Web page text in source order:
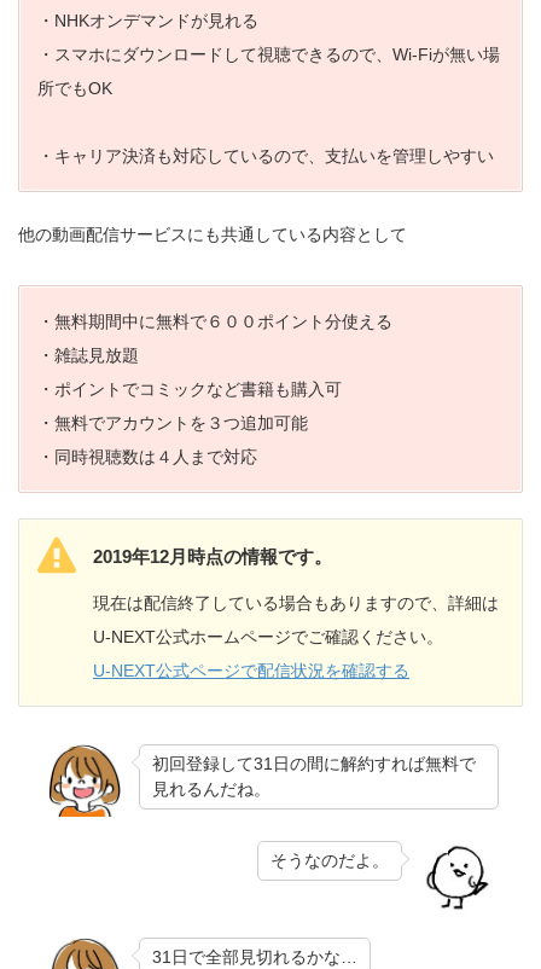
・NHKオンデマンドが見れる
・スマホにダウンロードして視聴できるので、Wi-Fiが無い場
所でもOK
・キャリア決済も対応しているので、支払いを管理しやすい
他の動画配信サービスにも共通している内容として
・無料期間中に無料で６００ポイント分使える
・雑誌見放題
・ポイントでコミックなど書籍も購入可
・無料でアカウントを３つ追加可能
・同時視聴数は４人まで対応
2019年12月時点の情報です。
現在は配信終了している場合もありますので、詳細は
U-NEXT公式ホームページでご確認ください。
U-NEXT公式ページで配信状況を確認する
初回登録して31日の間に解約すれば無料で
見れるんだね。
そうなのだよ。
31日で全部見切れるかな…